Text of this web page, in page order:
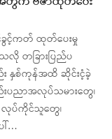
င့်ကတ် ထုတ်ပေးမှု
တခြားပြည်ပ
နှစ်ကုန်အထိ ဆိုင်းငံ့ခဲ့
ညာအလုပ်သမားတွေ၊
လုပ်ကိုင်သူတွေ၊
…